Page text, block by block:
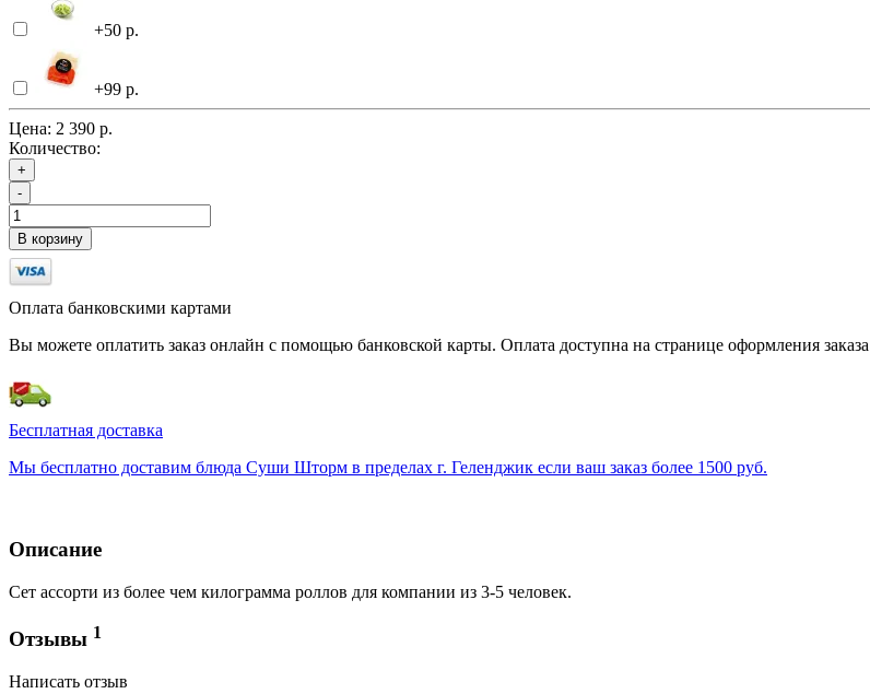
+50 р.
+99 р.
Цена: 2 390 р.
Количество:
+
-
В корзину
Оплата банковскими картами
Вы можете оплатить заказ онлайн с помощью банковской карты. Оплата доступна на странице оформления заказа
Бесплатная доставка
Мы бесплатно доставим блюда Суши Шторм в пределах г. Геленджик если ваш заказ более 1500 руб.
Описание
Сет ассорти из более чем килограмма роллов для компании из 3-5 человек.
Отзывы 1
Написать отзыв